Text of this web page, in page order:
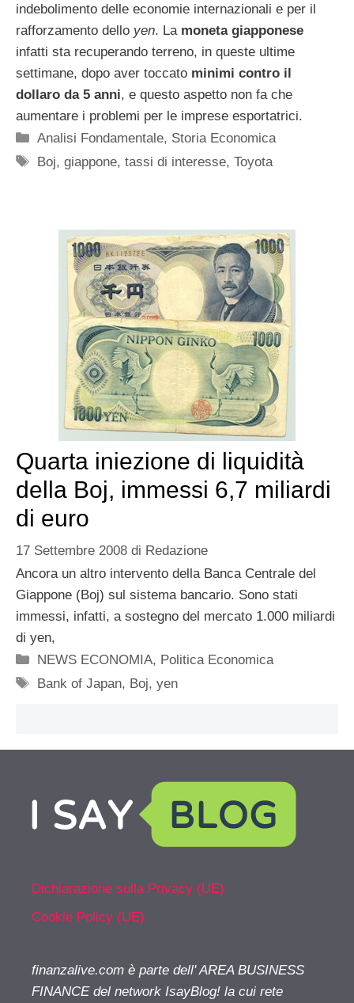
indebolimento delle economie internazionali e per il
rafforzamento dello yen. Lamoneta giapponese
infatti sta recuperando terreno, in queste ultime
settimane, dopo aver toccato minimi contro il
dollaro da 5 anni, e questo aspetto non fa che
aumentare i problemi per le imprese esportatrici.
Categorie
Analisi Fondamentale, Storia Economica
Tag
Boj,giappone,tassi di interesse,Toyota
Quarta iniezione di liquidità
della Boj, immessi 6,7 miliardi
di euro
17 Settembre 2008 di Redazione
Ancora un altro intervento della Banca Centrale del
Giappone (Boj) sul sistema bancario. Sono stati
immessi, infatti, a sostegno del mercato 1.000 miliardi
di yen,
Categorie
NEWS ECONOMIA, Politica Economica
Tag
Bank of Japan, Boj,yen
Dichiarazione sulla Privacy (UE)
Cookie Policy (UE)
finanzalive.com è parte dell' AREA BUSINESS
FINANCE del network IsayBlog! la cui rete